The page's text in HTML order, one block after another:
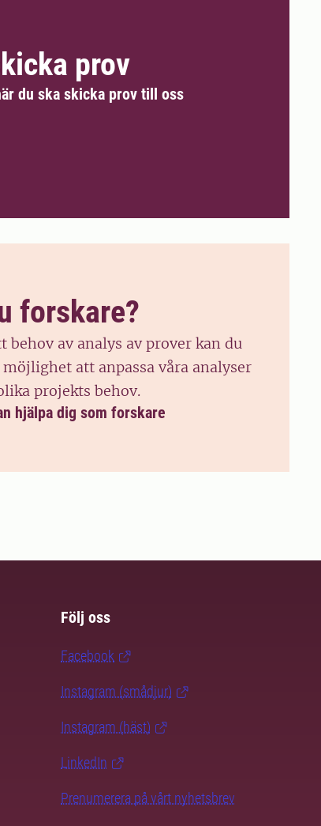
prov
du ska skicka prov till oss
forskare?
behov av analys av prover kan du
att anpassa våra analyser
projekts behov.
hjälpa dig som forskare
Följ oss
Facebook
Instagram (smådjur)
Instagram (häst)
LinkedIn
Prenumerera på vårt nyhetsbrev